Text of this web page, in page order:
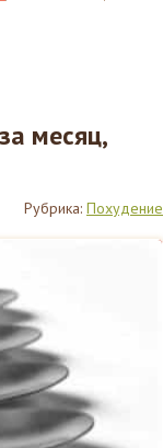
месяц,
Рубрика: Похудение